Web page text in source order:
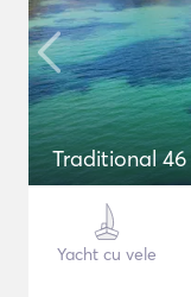
Traditional 46
Yacht cu vele